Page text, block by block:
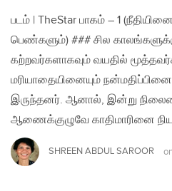
படம் | TheStar பாகம் – 1
பெண்களும்) ### சில
கற்றவர்களாகவும் வயதில்
மரியாதையினையும்
இருந்தனர். ஆனால், இன்று
ஆணைக்குழுவே காதிமாரினை
SHREEN ABDUL SAROOR on